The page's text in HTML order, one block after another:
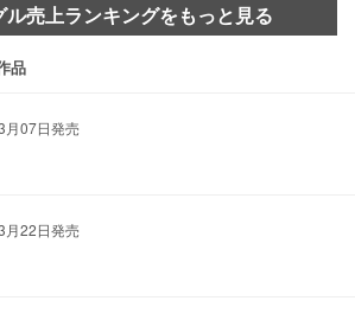
売上ランキングをもっと見る
品
月07日発売
月22日発売